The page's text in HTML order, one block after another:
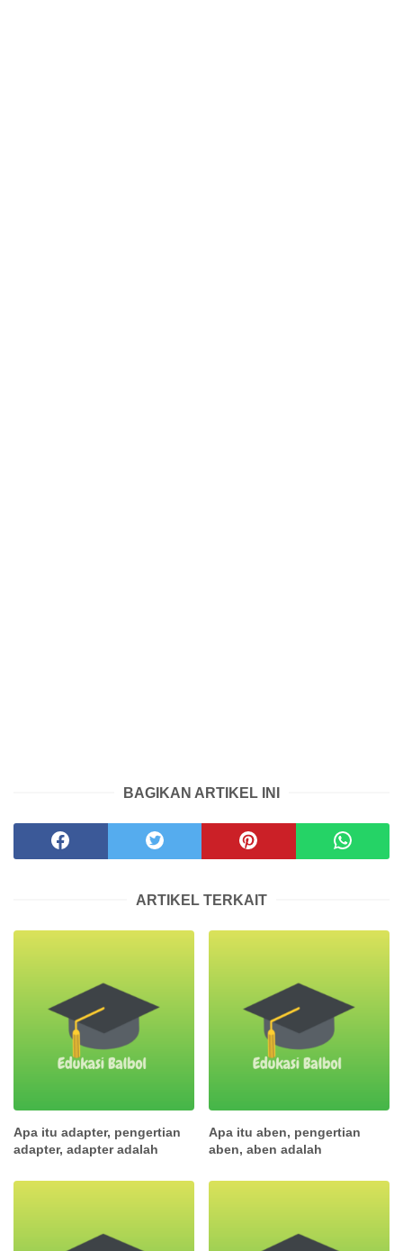
BAGIKAN ARTIKEL INI
ARTIKEL TERKAIT
Apa itu adapter, pengertian
adapter, adapter adalah
Apa itu aben, pengertian
aben, aben adalah